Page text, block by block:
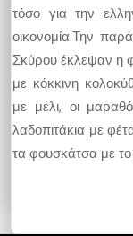
τόσο για την
οικονομία.Την
Σκύρου έκλεψαν η
με κόκκινη
με μέλι, οι
λαδοπιτάκια με
τα φουσκάτσα με το